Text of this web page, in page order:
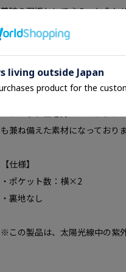
着映え羽織としてさらっと合わ
パンツ合わせがおすすめですが
スポーティになりすぎない端境
【素材ポイント】
繊細なドビーの凹凸感とさらっ
ストレッチ性を持ったリラク
も兼ね備えた素材になっておりま
【仕様】
・ポケット数：横×2
・裏地なし
※この製品は、太陽光線中の紫